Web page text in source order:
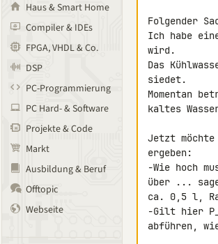
Haus & Smart Home
Compiler & IDEs
FPGA, VHDL & Co.
DSP
PC-Programmierung
PC Hard- & Software
Projekte & Code
Markt
Ausbildung & Beruf
Offtopic
Webseite
Folgender
Ich habe
wird.
Das
siedet.
Momentan
kaltes
Jetzt
ergeben:
-Wie hoch
über ...
ca. 0,5 l,
-Gilt hier
abführen,